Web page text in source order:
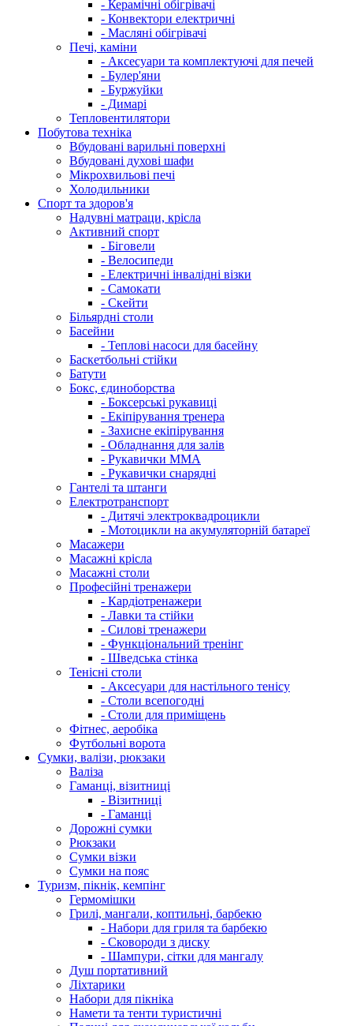
- Керамічні обігрівачі
- Конвектори електричні
- Масляні обігрівачі
Печі, каміни
- Аксесуари та комплектуючі для печей
- Булер'яни
- Буржуйки
- Димарі
Тепловентилятори
Побутова техніка
Вбудовані варильні поверхні
Вбудовані духові шафи
Мікрохвильові печі
Холодильники
Спорт та здоров'я
Надувні матраци, крісла
Активний спорт
- Біговели
- Велосипеди
- Електричні інвалідні візки
- Самокати
- Скейти
Більярдні столи
Басейни
- Теплові насоси для басейну
Баскетбольні стійки
Батути
Бокс, єдиноборства
- Боксерські рукавиці
- Екіпірування тренера
- Захисне екіпірування
- Обладнання для залів
- Рукавички ММА
- Рукавички снарядні
Гантелі та штанги
Електротранспорт
- Дитячі электроквадроцикли
- Мотоцикли на акумуляторній батареї
Масажери
Масажні крісла
Масажні столи
Професійні тренажери
- Кардіотренажери
- Лавки та стійки
- Силові тренажери
- Функціональний тренінг
- Шведська стінка
Тенісні столи
- Аксесуари для настільного тенісу
- Столи всепогодні
- Столи для приміщень
Фітнес, аеробіка
Футбольні ворота
Сумки, валізи, рюкзаки
Валіза
Гаманці, візитниці
- Візитниці
- Гаманці
Дорожні сумки
Рюкзаки
Сумки візки
Сумки на пояс
Туризм, пікнік, кемпінг
Гермомішки
Грилі, мангали, коптильні, барбекю
- Набори для гриля та барбекю
- Сковороди з диску
- Шампури, сітки для мангалу
Душ портативний
Ліхтарики
Набори для пікніка
Намети та тенти туристичні